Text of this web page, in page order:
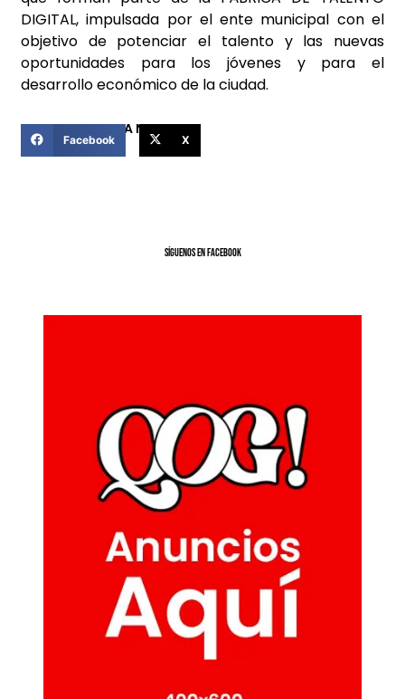
DIGITAL, impulsada por el ente municipal con el
objetivo de potenciar el talento y las nuevas
oportunidades para los jóvenes y para el
desarrollo económico de la ciudad.
COMPARTIR ESTA NOTICIA
Facebook X
SíGUENOS EN FACEBOOK